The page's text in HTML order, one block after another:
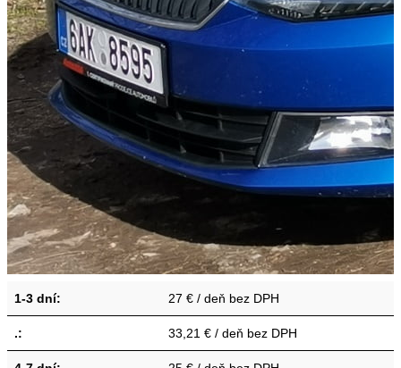
1-3 dní: 27 € / deň bez DPH
.: 33,21 € / deň bez DPH